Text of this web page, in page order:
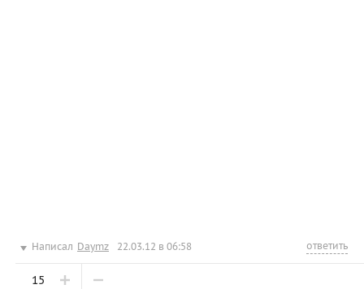
Написал Daymz 22.03.12 в 06:58 ответить
15